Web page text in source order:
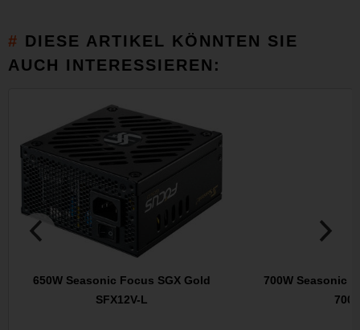
DIESE ARTIKEL KÖNNTEN SIE
AUCH INTERESSIEREN:
650W Seasonic Focus SGX Gold
SFX12V-L
700W Seasonic
700